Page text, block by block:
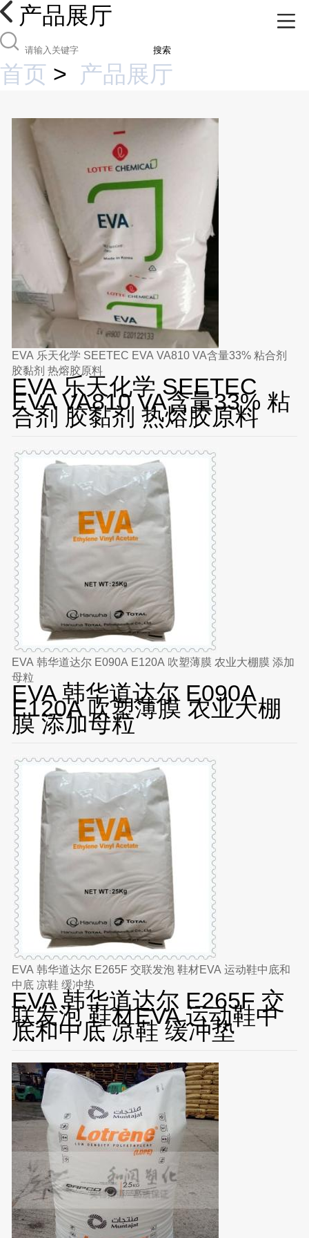
产品展厅
搜索
首页 > 产品展厅
EVA 乐天化学 SEETEC EVA VA810 VA含量33% 粘合剂
胶黏剂 热熔胶原料
EVA 乐天化学 SEETEC
EVA VA810 VA含量33% 粘
合剂 胶黏剂 热熔胶原料
EVA 韩华道达尔 E090A E120A 吹塑薄膜 农业大棚膜 添加
母粒
EVA 韩华道达尔 E090A
E120A 吹塑薄膜 农业大棚
膜 添加母粒
EVA 韩华道达尔 E265F 交联发泡 鞋材EVA 运动鞋中底和
中底 凉鞋 缓冲垫
EVA 韩华道达尔 E265F 交
联发泡 鞋材EVA 运动鞋中
底和中底 凉鞋 缓冲垫